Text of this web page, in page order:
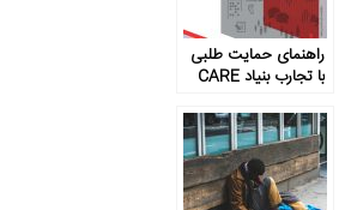
راهنمای حمایت طلبی
با تجارب بنیاد CARE